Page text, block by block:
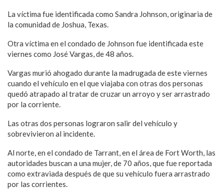
La víctima fue identificada como Sandra Johnson, originaria de
la comunidad de Joshua, Texas.
Otra víctima en el condado de Johnson fue identificada este
viernes como José Vargas, de 48 años.
Vargas murió ahogado durante la madrugada de este viernes
cuando el vehículo en el que viajaba con otras dos personas
quedó atrapado al tratar de cruzar un arroyo y ser arrastrado
por la corriente.
Las otras dos personas lograron salir del vehículo y
sobrevivieron al incidente.
Al norte, en el condado de Tarrant, en el área de Fort Worth, las
autoridades buscan a una mujer, de 70 años, que fue reportada
como extraviada después de que su vehículo fuera arrastrado
por las corrientes.